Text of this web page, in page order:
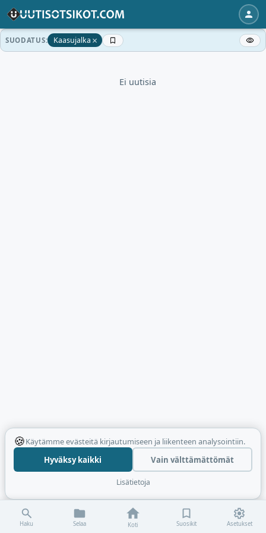
SUODATUS: Kaasujalka ×
Ei uutisia
Haku Selaa Koti Suosikit Asetukset
🍪Käytämme evästeitä kirjautumiseen ja liikenteen analysointiin.
Hyväksy kaikki
Vain välttämättömät
Lisätietoja